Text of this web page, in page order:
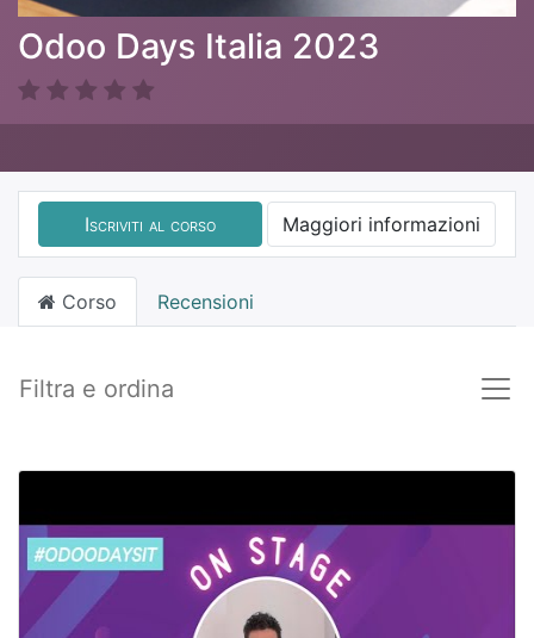
Odoo Days Italia 2023
Iscriviti al corso Maggiori informazioni
Corso Recensioni
Filtra e ordina